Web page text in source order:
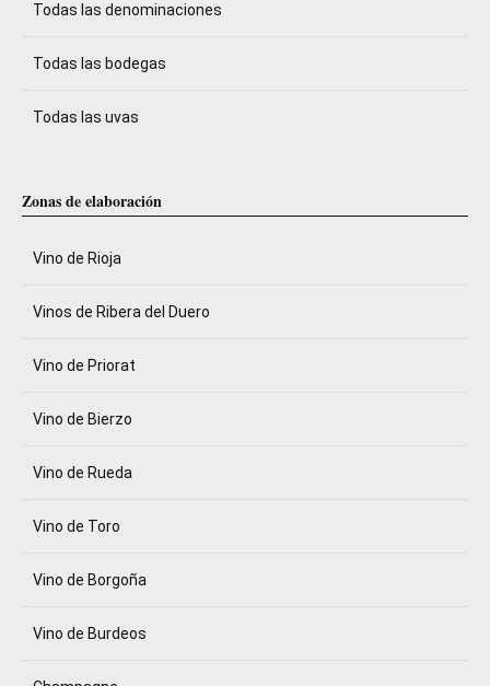
Todas las denominaciones
Todas las bodegas
Todas las uvas
Zonas de elaboración
Vino de Rioja
Vinos de Ribera del Duero
Vino de Priorat
Vino de Bierzo
Vino de Rueda
Vino de Toro
Vino de Borgoña
Vino de Burdeos